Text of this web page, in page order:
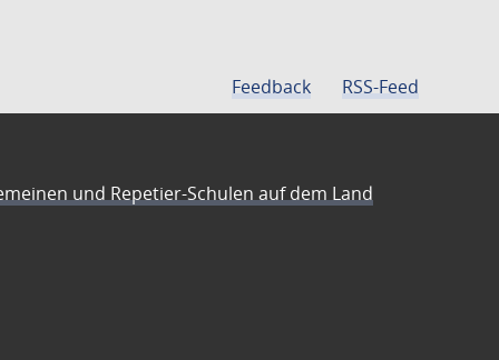
Feedback RSS-Feed
und Repetier-Schulen auf dem Land